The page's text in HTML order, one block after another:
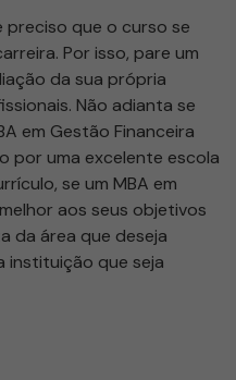
preciso que o curso se
Por isso, pare um
da sua própria
Não adianta se
em Gestão Financeira
por uma excelente escola
se um MBA em
aos seus objetivos
da área que deseja
instituição que seja